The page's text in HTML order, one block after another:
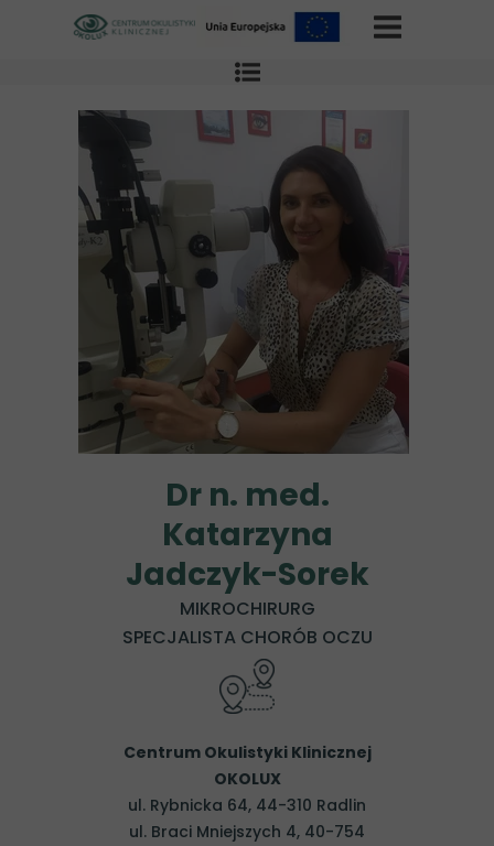
Centrum Okulistyki Klinicznej
OKOLUX
ul. Rybnicka 64, 44-310 Radlin
ul. Braci Mniejszych 4, 40-754
Dr n. med.
Katarzyna
Jadczyk-Sorek
MIKROCHIRURG
SPECJALISTA CHORÓB OCZU